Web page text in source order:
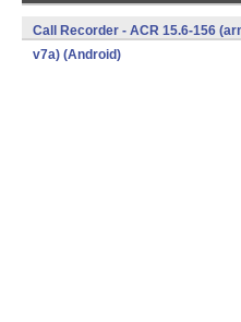
Call Recorder - ACR 15.6-156
v7a) (Android)